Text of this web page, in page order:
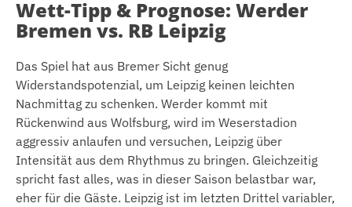
Wett-Tipp & Prognose: Werder
Bremen vs. RB Leipzig
Das Spiel hat aus Bremer Sicht genug
Widerstandspotenzial, um Leipzig keinen leichten
Nachmittag zu schenken. Werder kommt mit
Rückenwind aus Wolfsburg, wird im Weserstadion
aggressiv anlaufen und versuchen, Leipzig über
Intensität aus dem Rhythmus zu bringen. Gleichzeitig
spricht fast alles, was in dieser Saison belastbar war,
eher für die Gäste. Leipzig ist im letzten Drittel variabler,